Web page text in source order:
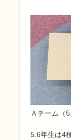
Ａチーム（
5.6年生は4